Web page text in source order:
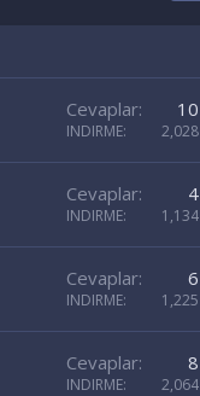
Cevaplar 10
INDIRME 2,028
Cevaplar 4
INDIRME 1,134
Cevaplar 6
INDIRME 1,225
Cevaplar 8
INDIRME 2,064